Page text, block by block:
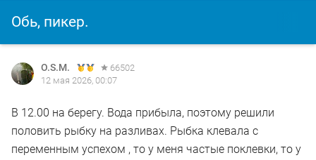
Обь, пикер.
O.S.M.
66502
12 мая 2026, 00:07
В 12.00 на берегу. Вода прибыла, поэтому решили
половить рыбку на разливах. Рыбка клевала с
переменным успехом , то у меня частые поклевки, то у